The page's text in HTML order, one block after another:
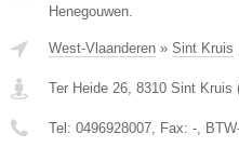
Henegouwen.
West-Vlaanderen » Sint Kruis
Ter Heide 26 8310 Sint Kruis
Tel: 0496928007 , Fax: - ,